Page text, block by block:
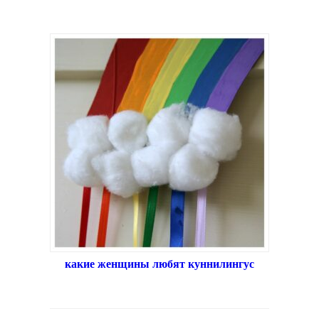
какие женщины любят куннилингус